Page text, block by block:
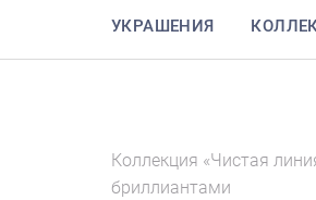
УКРАШЕНИЯ
Коллекция «Чистая
бриллиантами